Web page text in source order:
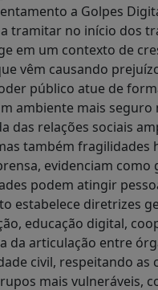
a Golpes
tramitar no início dos
em um contexto de
vêm causando
público atue de
ambiente mais seguro
das relações sociais
também fragilidades
evidenciam como
podem atingir
estabelece diretrizes
educação digital,
articulação entre
civil, respeitando as
mais vulneráveis,